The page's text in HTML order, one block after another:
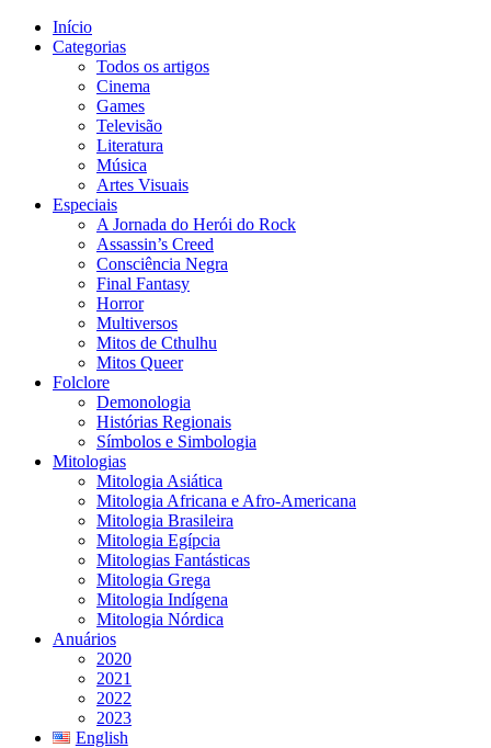
Início
Categorias
Todos os artigos
Cinema
Games
Televisão
Literatura
Música
Artes Visuais
Especiais
A Jornada do Herói do Rock
Assassin’s Creed
Consciência Negra
Final Fantasy
Horror
Multiversos
Mitos de Cthulhu
Mitos Queer
Folclore
Demonologia
Histórias Regionais
Símbolos e Simbologia
Mitologias
Mitologia Asiática
Mitologia Africana e Afro-Americana
Mitologia Brasileira
Mitologia Egípcia
Mitologias Fantásticas
Mitologia Grega
Mitologia Indígena
Mitologia Nórdica
Anuários
2020
2021
2022
2023
English